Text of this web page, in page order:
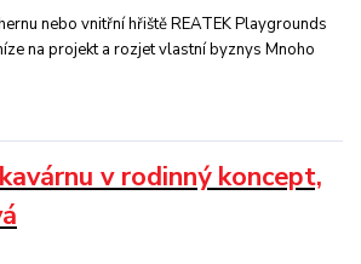
nebo vnitřní hřiště REATEK Playgrounds
na projekt a rozjet vlastní byznys Mnoho
v rodinný koncept,